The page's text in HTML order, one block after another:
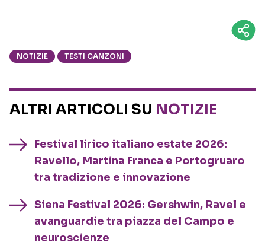
NOTIZIE TESTI CANZONI
ALTRI ARTICOLI SU NOTIZIE
Festival lirico italiano estate 2026:
Ravello, Martina Franca e Portogruaro
tra tradizione e innovazione
Siena Festival 2026: Gershwin, Ravel e
avanguardie tra piazza del Campo e
neuroscienze